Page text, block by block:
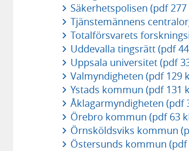
Säkerhetspolisen (pdf 277
Tjänstemännens
Totalförsvarets
Uddevalla tingsrätt (pdf
Uppsala universitet (pdf
Valmyndigheten (pdf 129
Ystads kommun (pdf 131
Åklagarmyndigheten (pdf
Örebro kommun (pdf 63
Örnsköldsviks kommun
Östersunds kommun (pdf